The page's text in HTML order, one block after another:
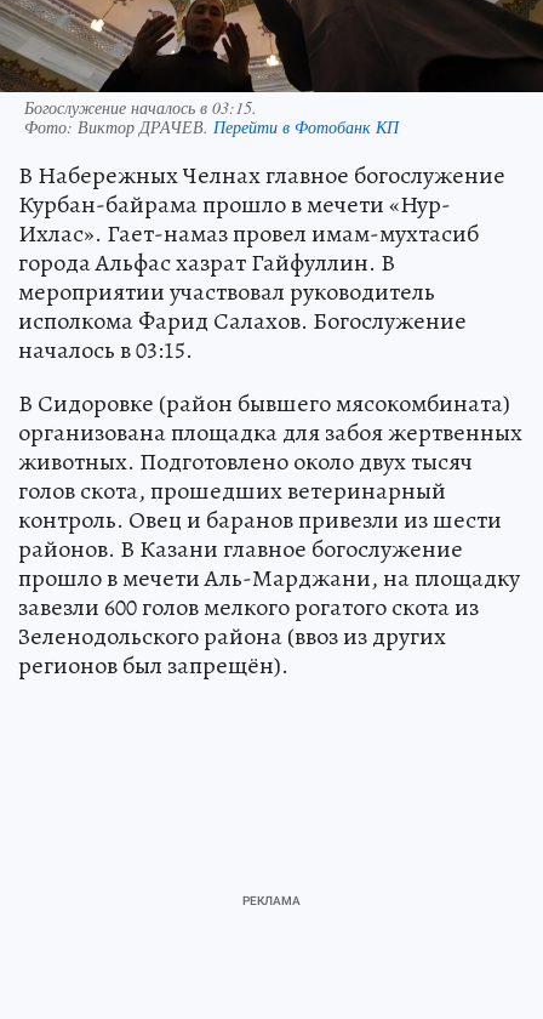
Богослужение началось в 03:15.
Фото: Виктор ДРАЧЕВ. Перейти в Фотобанк КП
В Набережных Челнах главное богослужение
Курбан-байрама прошло в мечети «Нур-
Ихлас». Гает-намаз провел имам-мухтасиб
города Альфас хазрат Гайфуллин. В
мероприятии участвовал руководитель
исполкома Фарид Салахов. Богослужение
началось в 03:15.
В Сидоровке (район бывшего мясокомбината)
организована площадка для забоя жертвенных
животных. Подготовлено около двух тысяч
голов скота, прошедших ветеринарный
контроль. Овец и баранов привезли из шести
районов. В Казани главное богослужение
прошло в мечети Аль-Марджани, на площадку
завезли 600 голов мелкого рогатого скота из
Зеленодольского района (ввоз из других
регионов был запрещён).